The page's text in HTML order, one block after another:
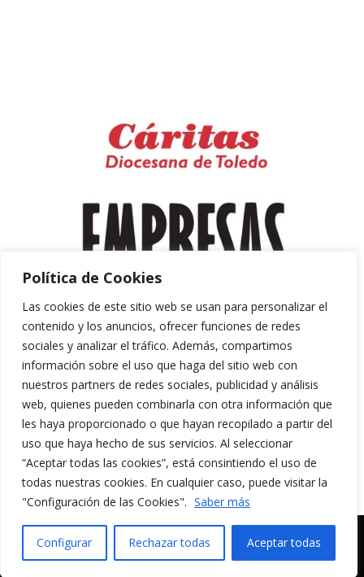
Política de Cookies
Las cookies de este sitio web se usan para personalizar el
contenido y los anuncios, ofrecer funciones de redes
sociales y analizar el tráfico. Además, compartimos
información sobre el uso que haga del sitio web con
nuestros partners de redes sociales, publicidad y análisis
web, quienes pueden combinarla con otra información que
les haya proporcionado o que hayan recopilado a partir del
uso que haya hecho de sus servicios. Al seleccionar
“Aceptar todas las cookies”, está consintiendo el uso de
todas nuestras cookies. En cualquier caso, puede visitar la
"Configuración de las Cookies". Saber más
Configurar Rechazar todas Aceptar todas
Aviso Legal y Política de Privacidad
Política de Cookies
MERAKI CULTURA AUDIOVISUAL. Todos los
Español